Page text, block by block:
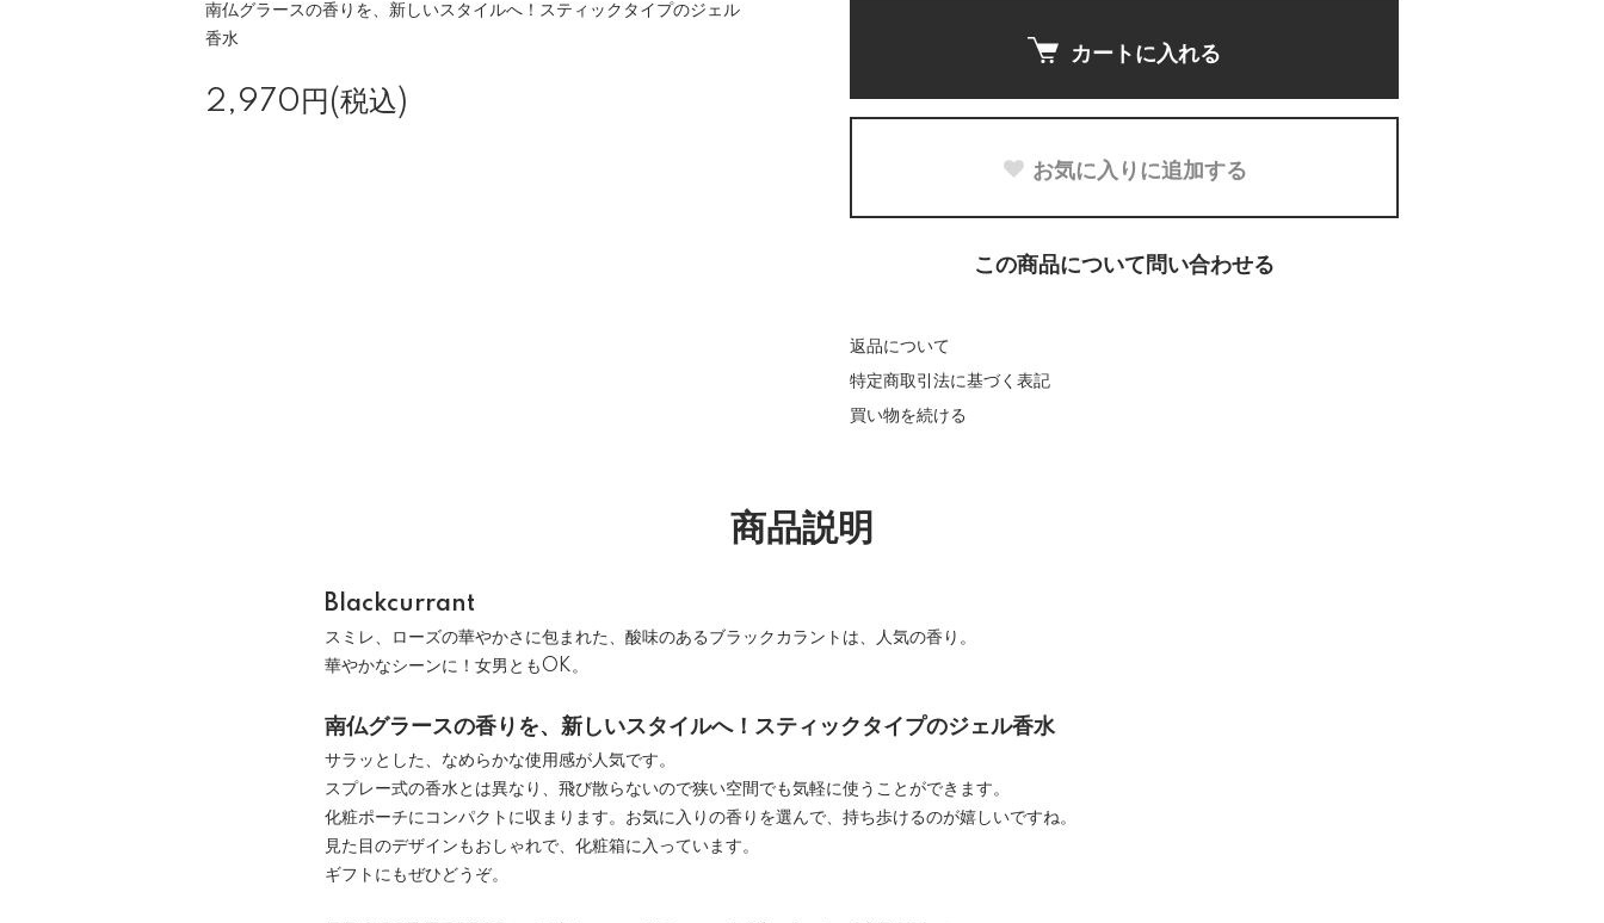
南仏グラースの香りを、新しいスタイルへ！スティックタイプのジェル
香水
2,970円(税込)
カートに入れる
お気に入りに追加する
この商品について問い合わせる
返品について
特定商取引法に基づく表記
買い物を続ける
商品説明
Blackcurrant
スミレ、ローズの華やかさに包まれた、酸味のあるブラックカラントは、人気の香り。
華やかなシーンに！女男ともOK。
南仏グラースの香りを、新しいスタイルへ！スティックタイプのジェル香水
サラッとした、なめらかな使用感が人気です。
スプレー式の香水とは異なり、飛び散らないので狭い空間でも気軽に使うことができます。
化粧ポーチにコンパクトに収まります。お気に入りの香りを選んで、持ち歩けるのが嬉しいですね。
見た目のデザインもおしゃれで、化粧箱に入っています。
ギフトにもぜひどうぞ。